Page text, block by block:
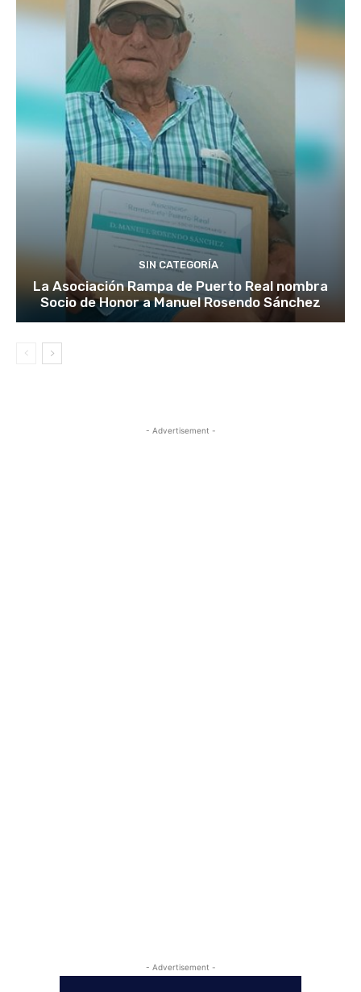
SIN CATEGORÍA
La Asociación Rampa de Puerto Real nombra
Socio de Honor a Manuel Rosendo Sánchez
- Advertisement -
- Advertisement -